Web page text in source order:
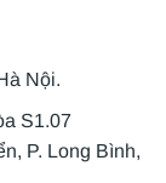
Nội.
S1.07
P. Long Bình,